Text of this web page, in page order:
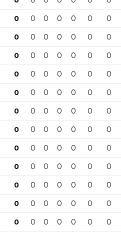
0 0 0 0 0 0 0
0 0 0 0 0 0 0
0 0 0 0 0 0 0
0 0 0 0 0 0 0
0 0 0 0 0 0 0
0 0 0 0 0 0 0
0 0 0 0 0 0 0
0 0 0 0 0 0 0
0 0 0 0 0 0 0
0 0 0 0 0 0 0
0 0 0 0 0 0 0
0 0 0 0 0 0 0